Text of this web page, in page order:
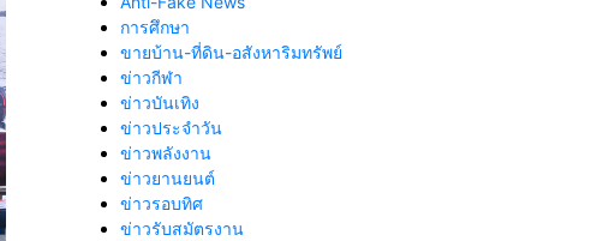
การศึกษา
ขายบ้าน-ที่ดิน-อสังหาริมทรัพย์
ข่าวกีฬา
ข่าวบันเทิง
ข่าวประจำวัน
ข่าวพลังงาน
ข่าวยานยนต์
ข่าวรอบทิศ
ข่าวรับสมัตรงาน